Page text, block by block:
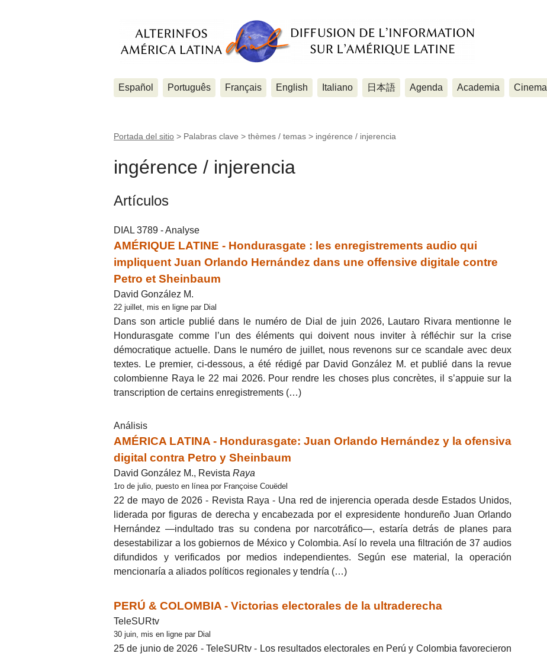
Español Português Français English Italiano 日本語 Agenda Academia Cinema
Portada del sitio > Palabras clave > thèmes / temas > ingérence / injerencia
ingérence / injerencia
Artículos
DIAL 3789 - Analyse
AMÉRIQUE LATINE - Hondurasgate : les enregistrements audio qui
impliquent Juan Orlando Hernández dans une offensive digitale contre
Petro et Sheinbaum
David González M.
22 juillet, mis en ligne par Dial
Dans son article publié dans le numéro de Dial de juin 2026, Lautaro Rivara mentionne le
Hondurasgate comme l’un des éléments qui doivent nous inviter à réfléchir sur la crise
démocratique actuelle. Dans le numéro de juillet, nous revenons sur ce scandale avec deux
textes. Le premier, ci-dessous, a été rédigé par David González M. et publié dans la revue
colombienne Raya le 22 mai 2026. Pour rendre les choses plus concrètes, il s’appuie sur la
transcription de certains enregistrements (…)
Análisis
AMÉRICA LATINA - Hondurasgate: Juan Orlando Hernández y la ofensiva
digital contra Petro y Sheinbaum
David González M., Revista Raya
1ro de julio, puesto en línea por Françoise Couëdel
22 de mayo de 2026 - Revista Raya - Una red de injerencia operada desde Estados Unidos,
liderada por figuras de derecha y encabezada por el expresidente hondureño Juan Orlando
Hernández —indultado tras su condena por narcotráfico—, estaría detrás de planes para
desestabilizar a los gobiernos de México y Colombia. Así lo revela una filtración de 37 audios
difundidos y verificados por medios independientes. Según ese material, la operación
mencionaría a aliados políticos regionales y tendría (…)
PERÚ & COLOMBIA - Victorias electorales de la ultraderecha
TeleSURtv
30 juin, mis en ligne par Dial
25 de junio de 2026 - TeleSURtv - Los resultados electorales en Perú y Colombia favorecieron